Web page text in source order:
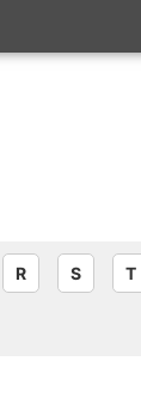
R S T